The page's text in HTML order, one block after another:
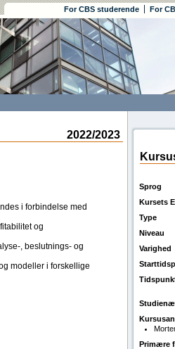
For CBS studerende For
2022/2023
i forbindelse med
og
, beslutnings- og
modeller i forskellige
Sprog
Kursets
Type
Niveau
Varighed
Primære